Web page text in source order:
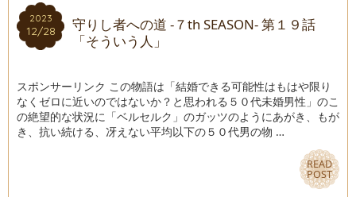
2023
12/28
2023
12/28
守りし者への道 -７th SEASON- 第１９話
「そういう人」
スポンサーリンク この物語は「結婚できる可能性はもはや限り
なくゼロに近いのではないか？と思われる５０代未婚男性」のこ
の絶望的な状況に「ベルセルク」のガッツのようにあがき、もが
き、抗い続ける、冴えない平均以下の５０代男の物 …
READ
POST
READ
POST